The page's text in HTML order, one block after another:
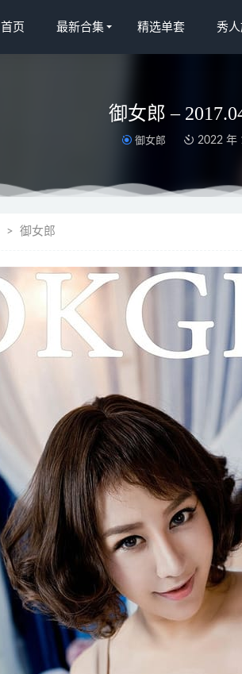
首页 最新合集 精选单套 秀
御女郎 –
御女郎 2022 年
御女郎
皮皮奶可可爱了啦 – NO.066
[微密圈]林扣弦 – 吊带妹妹
绞肉姬 – 白兔布兰尔 [11P-